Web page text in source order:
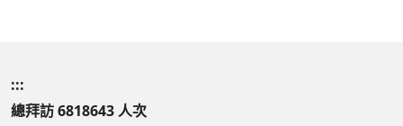
:::
總拜訪 6818643 人次